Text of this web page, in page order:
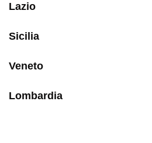
Lazio
Sicilia
Veneto
Lombardia